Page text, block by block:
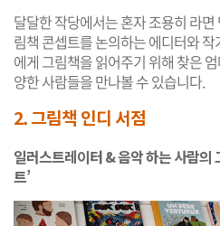
달달한 작당에서는 혼자 조용히 라
림책 콘셉트를 논의하는 에디터와
에게 그림책을 읽어주기 위해 찾은
양한 사람들을 만나볼 수 있습니다.
2. 그림책 인디 서점
일러스트레이터 & 음악 하는 사람의
트’